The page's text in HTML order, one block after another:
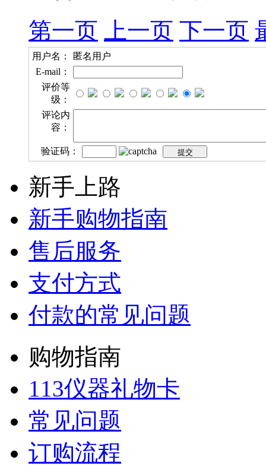
第一页
上一页 下一页
用户名：
匿名用户
E-mail：
评价等
级：
评论内
容：
验证码：
新手上路
新手购物指南
售后服务
支付方式
付款的常见问题
购物指南
113仪器礼物卡
常见问题
订购流程